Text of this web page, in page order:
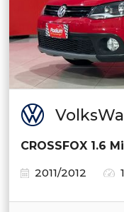
CROSSFOX 1.6
2011/2012